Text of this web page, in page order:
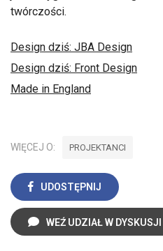
twórczości.
Design dziś: JBA Design
Design dziś: Front Design
Made in England
WIĘCEJ O: PROJEKTANCI
UDOSTĘPNIJ
WEŹ UDZIAŁ W DYSKUSJI